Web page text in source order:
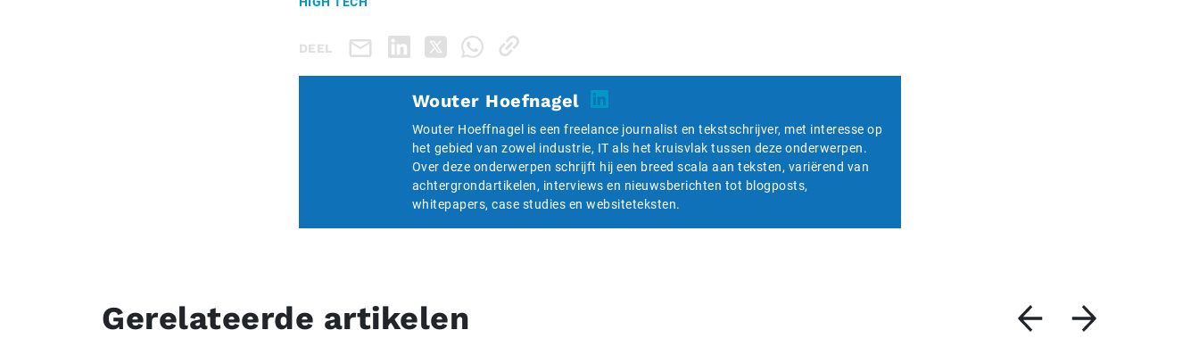
DEEL
Wouter Hoefnagel
Wouter Hoeffnagel is een freelance journalist en tekstschrijver, met interesse op
het gebied van zowel industrie, IT als het kruisvlak tussen deze onderwerpen.
Over deze onderwerpen schrijft hij een breed scala aan teksten, variërend van
achtergrondartikelen, interviews en nieuwsberichten tot blogposts,
whitepapers, case studies en websiteteksten.
Gerelateerde artikelen